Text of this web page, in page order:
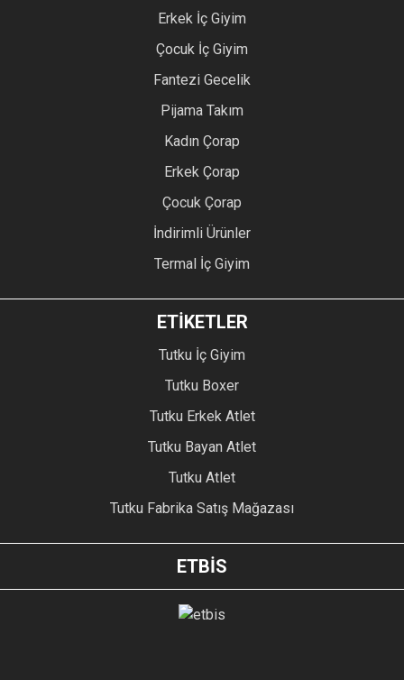
Erkek İç Giyim
Çocuk İç Giyim
Fantezi Gecelik
Pijama Takım
Kadın Çorap
Erkek Çorap
Çocuk Çorap
İndirimli Ürünler
Termal İç Giyim
ETİKETLER
Tutku İç Giyim
Tutku Boxer
Tutku Erkek Atlet
Tutku Bayan Atlet
Tutku Atlet
Tutku Fabrika Satış Mağazası
ETBİS